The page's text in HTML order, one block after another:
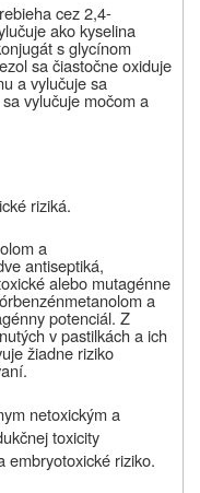
cez 2,4-
ako kyselina
s glycínom
sa čiastočne oxiduje
a vylučuje sa
vylučuje močom a
riziká.
a
antiseptiká,
alebo mutagénne
a
potenciál. Z
v pastilkách a ich
žiadne riziko
netoxickým a
toxicity
embryotoxické riziko.